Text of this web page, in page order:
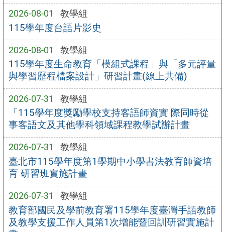
2026-08-01 教學組
115學年度台語片影史
2026-08-01 教學組
115學年度生命教育「模組式課程」與「多元評量
與學習歷程檔案設計」研習計畫(線上共備)
2026-07-31 教學組
「115學年度獎勵學校支持客語師資實 際同時從
事客語文及其他學科領域課程教學試辦計畫
2026-07-31 教學組
臺北市115學年度第1學期中小學書法教育師資培
育 研習班實施計畫
2026-07-31 教學組
教育部國民及學前教育署115學年度臺灣手語教師
及教學支援工作人員第1次增能暨回訓研習實施計